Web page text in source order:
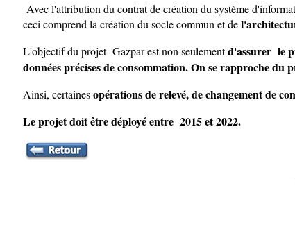
Avec l'attribution du contrat de création du système
ceci comprend la création du socle commun et de
L'objectif du projet Gazpar est non seulementd'assurer le
données précises de consommation. On se rapproche
Ainsi, certainesopérations de relevé, de changement de
Le projet doit être déployé entre 2015 et 2022.